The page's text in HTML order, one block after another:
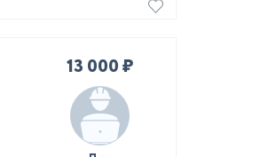
13 000 ₽